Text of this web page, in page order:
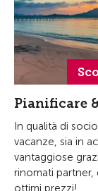
Pianificare
In qualità di
vacanze, sia in
vantaggiose
rinomati
ottimi prezzi!